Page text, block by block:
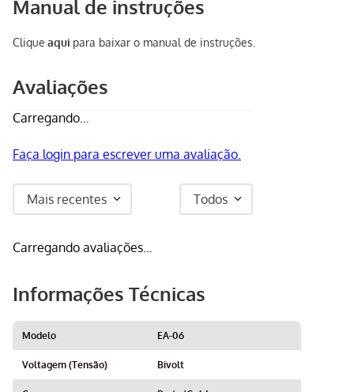
Manual de instruções
Clique aqui para baixar o manual de instruções.
Avaliações
Carregando…
Faça login para escrever uma avaliação.
Mais recentes Todos
Carregando avaliações…
Informações Técnicas
Modelo EA-06
Voltagem (Tensão) Bivolt